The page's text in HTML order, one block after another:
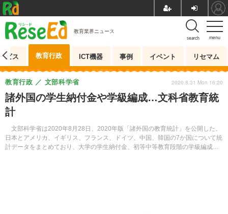
menu
search
教育業界ニュース
ビス 教育行政 ICT機器 事例 イベント リセマム
諸外国の学生納付金や学級編成…文科省教育統
計
文部科学省は2020年8月28日、2020年版「諸外国の教育統計」を公開した。
日本とアメリカ、イギリス、フランス、ドイツ、中国、韓国の7か国について統
計データをまとめており、大学の学生納付金、初等中等教育段階の学級編成基
教育行政 文部科学省 2020.8.31 Mon 16:20